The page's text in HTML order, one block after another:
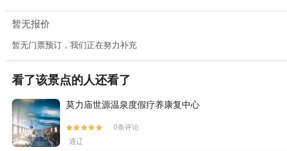
暂无报价
暂无门票预订，我们正在努力补充
看了该景点的人还看了
莫力庙世源温泉度假疗养康复中心


0条评论
通辽